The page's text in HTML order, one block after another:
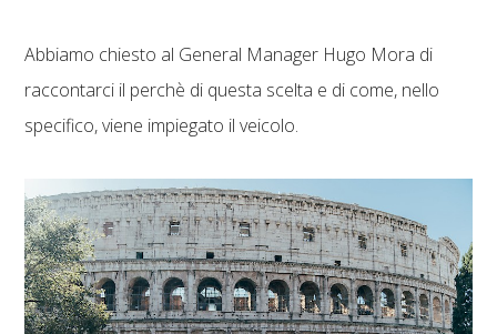
Abbiamo chiesto al General Manager Hugo Mora di
raccontarci il perchè di questa scelta e di come, nello
specifico, viene impiegato il veicolo.